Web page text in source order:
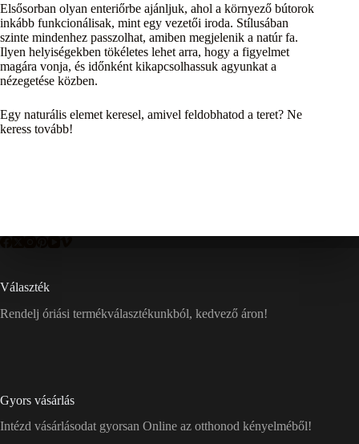
Elsősorban olyan enteriőrbe ajánljuk, ahol a környező bútorok
inkább funkcionálisak, mint egy vezetői iroda. Stílusában
szinte mindenhez passzolhat, amiben megjelenik a natúr fa.
Ilyen helyiségekben tökéletes lehet arra, hogy a figyelmet
magára vonja, és időnként kikapcsolhassuk agyunkat a
nézegetése közben.
Egy naturális elemet keresel, amivel feldobhatod a teret? Ne
keress tovább!
Választék
Rendelj óriási termékválasztékunkból, kedvező áron!
Gyors vásárlás
Intézd vásárlásodat gyorsan Online az otthonod kényelméből!